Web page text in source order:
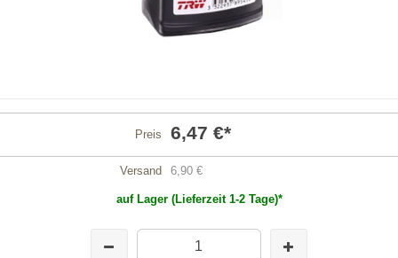
Preis 6,47 €*
Versand 6,90 €
auf Lager (Lieferzeit 1-2 Tage)*